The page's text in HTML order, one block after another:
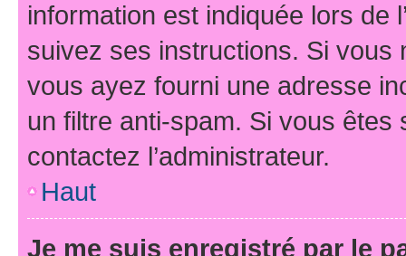
information est indiquée lors de
suivez ses instructions. Si vous
vous ayez fourni une adresse
un filtre anti-spam. Si vous êtes
contactez l’administrateur.
Haut
Je me suis enregistré par le